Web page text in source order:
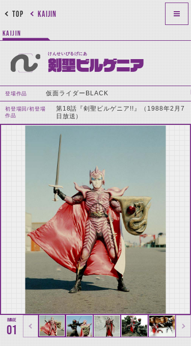
KAIJIN
TOP
KAIJIN
けんせいびるげにあ
剣聖ビルゲニア
登場作品 仮面ライダーBLACK
初登場回/初登場
作品
第18話『剣聖ビルゲニア!!』（1988年2月7
日放送）
01